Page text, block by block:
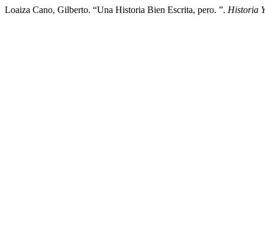
Loaiza Cano, Gilberto. “Una Historia Bien Escrita, pero. ”. Historia